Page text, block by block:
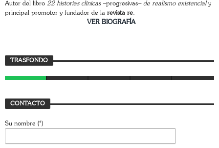
Autor del libro 22 historias clínicas –progresivas– de realismo existencialy
principal promotor y fundador de la revista re.
VER BIOGRAFÍA
TRASFONDO
JAVIER BUSTAMANTE
CONTACTO
Su nombre (*)